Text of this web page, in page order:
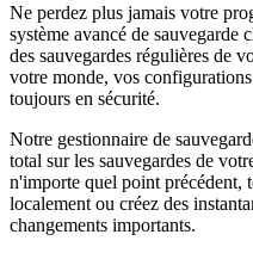
Ne perdez plus jamais votre
système avancé de sauvegarde
des sauvegardes régulières de
votre monde, vos
toujours en sécurité.
Notre gestionnaire de
total sur les sauvegardes de
n'importe quel point précédent,
localement ou créez des
changements importants.